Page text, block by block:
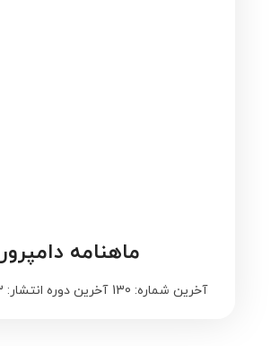
ماهنامه دامپرور
آخرین شماره: 130 آخرین دوره انتشار: 23